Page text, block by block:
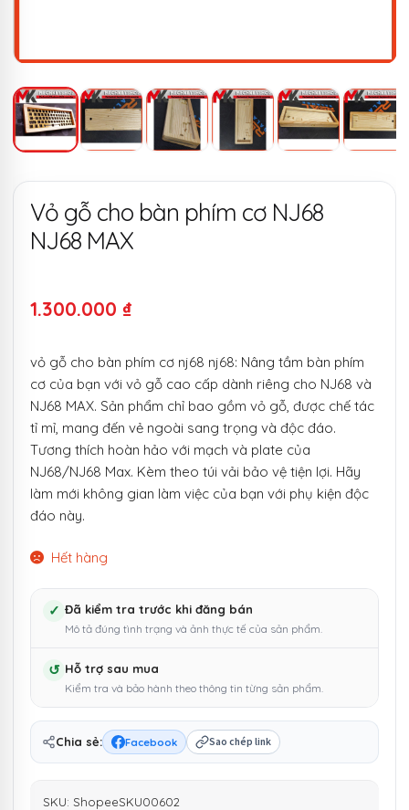
Vỏ gỗ cho bàn phím cơ NJ68
NJ68 MAX
1.300.000 ₫
vỏ gỗ cho bàn phím cơ nj68 nj68: Nâng tầm bàn phím
cơ của bạn với vỏ gỗ cao cấp dành riêng cho NJ68 và
NJ68 MAX. Sản phẩm chỉ bao gồm vỏ gỗ, được chế tác
tỉ mỉ, mang đến vẻ ngoài sang trọng và độc đáo.
Tương thích hoàn hảo với mạch và plate của
NJ68/NJ68 Max. Kèm theo túi vải bảo vệ tiện lợi. Hãy
làm mới không gian làm việc của bạn với phụ kiện độc
đáo này.
Hết hàng
✓ Đã kiểm tra trước khi đăng bán
Mô tả đúng tình trạng và ảnh thực tế của sản phẩm.
↺ Hỗ trợ sau mua
Kiểm tra và bảo hành theo thông tin từng sản phẩm.
Chia sẻ: Facebook Sao chép link
SKU: ShopeeSKU00602